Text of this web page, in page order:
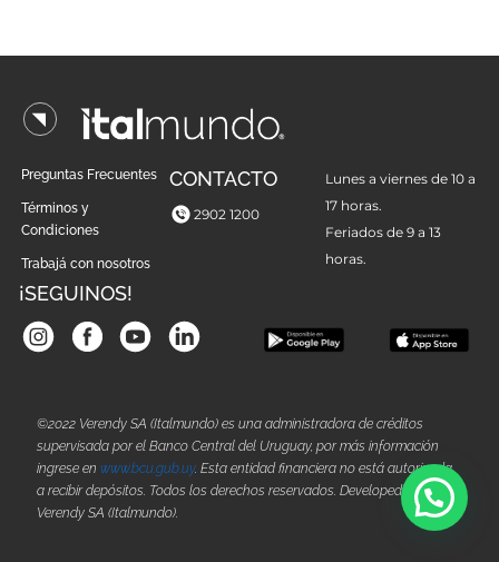
Preguntas Frecuentes
Términos y
Condiciones
Trabajá con nosotros
CONTACTO
2902 1200
Lunes a viernes de 10 a
17 horas.
Feriados de 9 a 13
horas.
¡SEGUINOS!
©2022 Verendy SA (Italmundo) es una administradora de créditos
supervisada por el Banco Central del Uruguay, por más información
ingrese en www.bcu.gub.uy. Esta entidad financiera no está autorizada
a recibir depósitos. Todos los derechos reservados. Developed by
Verendy SA (Italmundo).